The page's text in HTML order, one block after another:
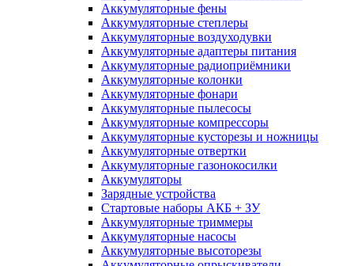
Аккумуляторные фены
Аккумуляторные степлеры
Аккумуляторные воздуходувки
Аккумуляторные адаптеры питания
Аккумуляторные радиоприёмники
Аккумуляторные колонки
Аккумуляторные фонари
Аккумуляторные пылесосы
Аккумуляторные компрессоры
Аккумуляторные кусторезы и ножницы
Аккумуляторные отвертки
Аккумуляторные газонокосилки
Аккумуляторы
Зарядные устройства
Стартовые наборы АКБ + ЗУ
Аккумуляторные триммеры
Аккумуляторные насосы
Аккумуляторные высоторезы